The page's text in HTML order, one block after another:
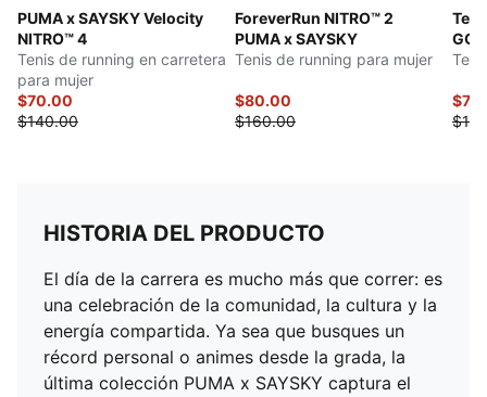
PUMA x SAYSKY Velocity
NITRO™ 4
Tenis de running en carretera
para mujer
$70.00
$140.00
ForeverRun NITRO™ 2
PUMA x SAYSKY
Tenis de running para mujer
$80.00
$160.00
HISTORIA DEL PRODUCTO
El día de la carrera es mucho más que correr: es
una celebración de la comunidad, la cultura y la
energía compartida. Ya sea que busques un
récord personal o animes desde la grada, la
última colección PUMA x SAYSKY captura el